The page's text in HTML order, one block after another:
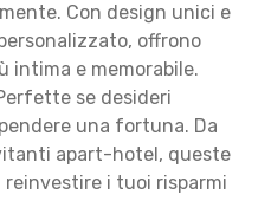
Con design unici e
offrono
intima e memorabile.
se desideri
una fortuna. Da
apart-hotel, queste
i tuoi risparmi